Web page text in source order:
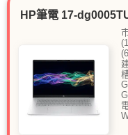
HP筆電 17-